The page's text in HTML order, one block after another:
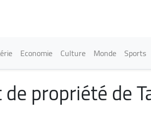
Economie Culture Monde Sports
propriété de